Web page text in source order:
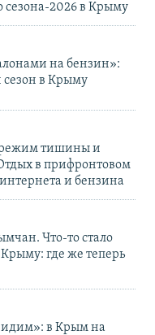
сезона-2026 в Крыму
на бензин»:
в Крыму
тишины и
в прифронтовом
и бензина
Что-то стало
где же теперь
в Крым на